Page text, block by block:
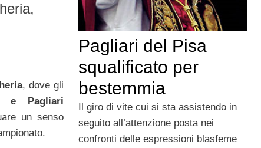
, dove gli
e Pagliari
un senso
Pagliari del Pisa
squalificato per
bestemmia
Il giro di vite cui si sta assistendo in
seguito all’attenzione posta nei
confronti delle espressioni blasfeme